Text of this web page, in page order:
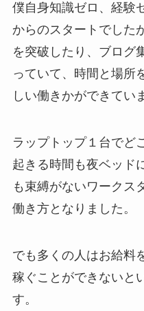
僕自身知識ゼロ、経験
からのスタートでした
を突破したり、ブログ
っていて、時間と場所
しい働きかができてい
ラップトップ１台でど
起きる時間も夜ベッド
も束縛がないワークス
働き方となりました。
でも多くの人はお給料
稼ぐことができないと
す。